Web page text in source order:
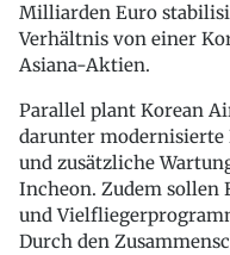
Milliarden Euro
Verhältnis von einer
Asiana-Aktien.
Parallel plant Korean
darunter modernisierte
und zusätzliche
Incheon. Zudem sollen
und
Durch den